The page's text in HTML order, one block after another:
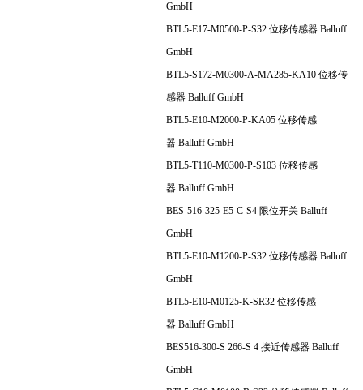
GmbH
BTL5-E17-M0500-P-S32 位移传感器 Balluff
GmbH
BTL5-S172-M0300-A-MA285-KA10 位移传
感器 Balluff GmbH
BTL5-E10-M2000-P-KA05 位移传感
器 Balluff GmbH
BTL5-T110-M0300-P-S103 位移传感
器 Balluff GmbH
BES-516-325-E5-C-S4 限位开关 Balluff
GmbH
BTL5-E10-M1200-P-S32 位移传感器 Balluff
GmbH
BTL5-E10-M0125-K-SR32 位移传感
器 Balluff GmbH
BES516-300-S 266-S 4 接近传感器 Balluff
GmbH